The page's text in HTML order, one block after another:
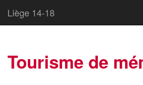
Liège 14-18
Tourisme de